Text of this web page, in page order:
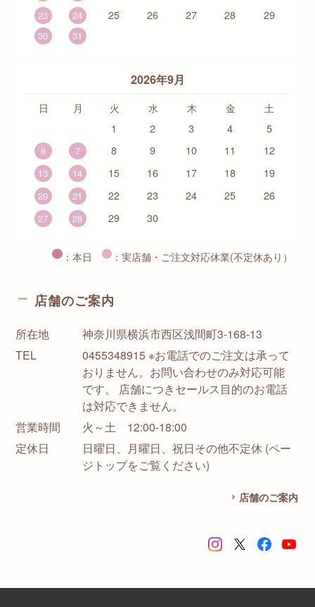
23 24 25 26 27 28 29
30 31
2026年9月
日 月 火 水 木 金
土
1
2 3 4 5
6 7 8 9 10 11 12
13 14 15 16 17 18 19
20 21 22 23 24 25 26
27 28 29 30
：本日 ：実店舗・ご注文対応休業(不定休あり）
店舗のご案内
所在地
神奈川県横浜市西区浅間町3-168-13
TEL
0455348915 ※お電話でのご注文は承って
おりません。お問い合わせのみ対応可能
です。 店舗につきセールス目的のお電話
は対応できません。
営業時間
火～土 12:00-18:00
定休日
日曜日、月曜日、祝日その他不定休 (ペー
ジトップをご覧ください)
店舗のご案内